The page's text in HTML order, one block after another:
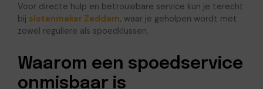
Voor directe hulp en betrouwbare service kun je terecht
bij slotenmaker Zeddam, waar je geholpen wordt met
zowel reguliere als spoedklussen.
Waarom een spoedservice
onmisbaar is